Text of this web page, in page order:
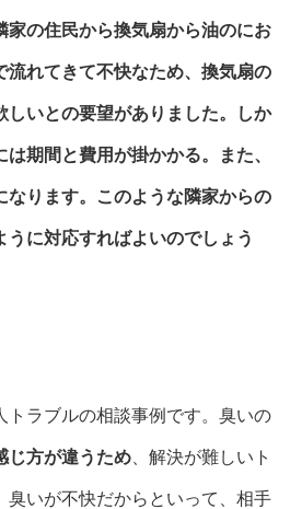
家の住民から換気扇から油のにお
流れてきて不快なため、換気扇の
しいとの要望がありました。しか
は期間と費用が掛かかる。また、
なります。このような隣家からの
うに対応すればよいのでしょう
トラブルの相談事例です。臭いの
じ方が違うため 、解決が難しいト
臭いが不快だからといって、相手